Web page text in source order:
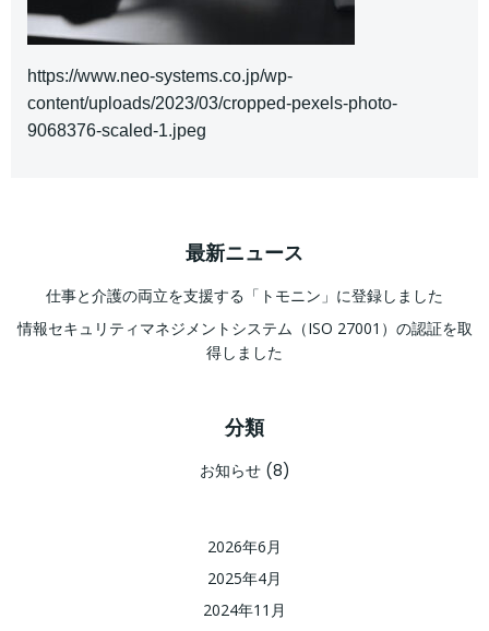
https://www.neo-systems.co.jp/wp-
content/uploads/2023/03/cropped-pexels-photo-
9068376-scaled-1.jpeg
最新ニュース
仕事と介護の両立を支援する「トモニン」に登録しました
情報セキュリティマネジメントシステム（ISO 27001）の認証を取
得しました
分類
お知らせ(8)
2026年6月
2025年4月
2024年11月